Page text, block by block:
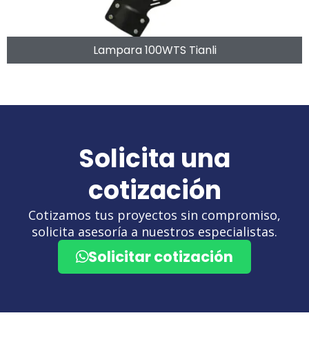
Lampara 100WTS Tianli
Solicita una
cotización
Cotizamos tus proyectos sin compromiso,
solicita asesoría a nuestros especialistas.
Solicitar cotización